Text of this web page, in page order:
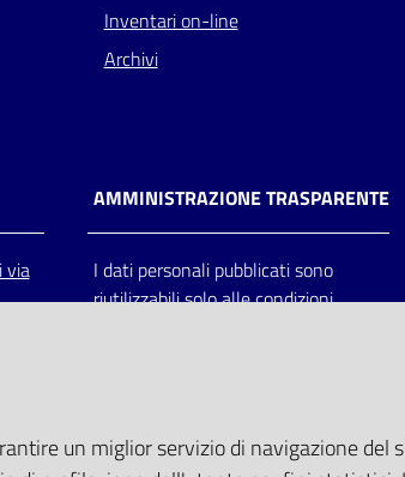
Inventari on-line
Archivi
via
AMMINISTRAZIONE TRASPARENTE
I dati personali pubblicati sono
riutilizzabili solo alle condizioni
un miglior servizio di navigazione del